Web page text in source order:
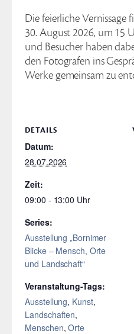
Die feierliche Vernissage
30. August 2026, um 15
und Besucher haben
den Fotografen ins
Werke gemeinsam zu
DETAILS
Datum:
28.07.2026
Zeit:
09:00 - 13:00
Series:
Ausstellung „Bornimer
Blicke – Mensch, Orte
und Landschaft“
Veranstaltung-Tags:
Ausstellung, Kunst,
Landschaften,
Menschen,Orte